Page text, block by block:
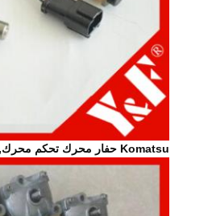
Komatsu حفار محرك تحكم محرك, خطوة محرك ل PC200